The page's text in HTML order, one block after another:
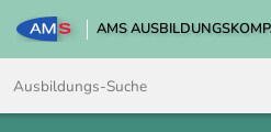
AMS